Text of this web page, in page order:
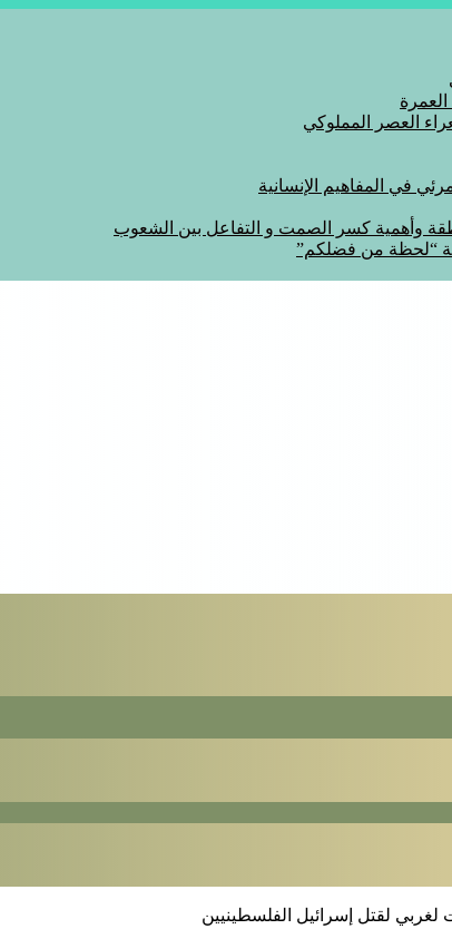
العمرة
العصر المملوكي
في المفاهيم الإنسانية
وأهمية كسر الصمت و التفاعل بين الشعوب
“لحظة من فضلكم”
لقتل إسرائيل الفلسطينيين